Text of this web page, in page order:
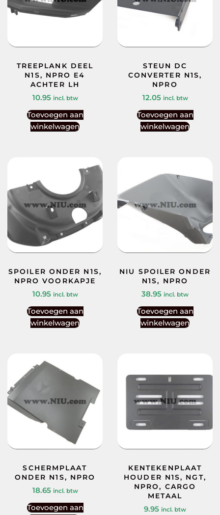
TREEPLANK DEEL
N1S, NPRO E4
ACHTER LH
10.95 incl. btw
Toevoegen aan
winkelwagen
STEUN DC
CONVERTER N1S,
NPRO
12.05 incl. btw
Toevoegen aan
winkelwagen
SPOILER ONDER N1S,
NPRO VOORKAPJE
10.95 incl. btw
Toevoegen aan
winkelwagen
NIU SPOILER ONDER
N1S, NPRO
38.95 incl. btw
Toevoegen aan
winkelwagen
SCHERMPLAAT
ONDER N1S, NPRO
18.65 incl. btw
Toevoegen aan
KENTEKENPLAAT
HOUDER N1S, NGT,
NPRO, CARGO
METAAL
9.95 incl. btw